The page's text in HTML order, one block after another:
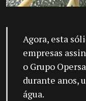
Agora, esta
empresas
o Grupo
durante anos,
água.